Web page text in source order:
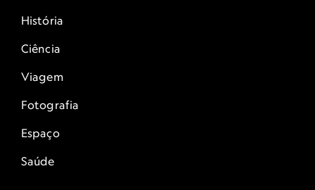
História
Ciência
Viagem
Fotografia
Espaço
Saúde